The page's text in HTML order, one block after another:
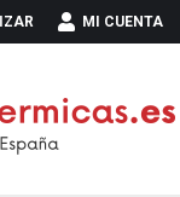
MI CUENTA
INICIO